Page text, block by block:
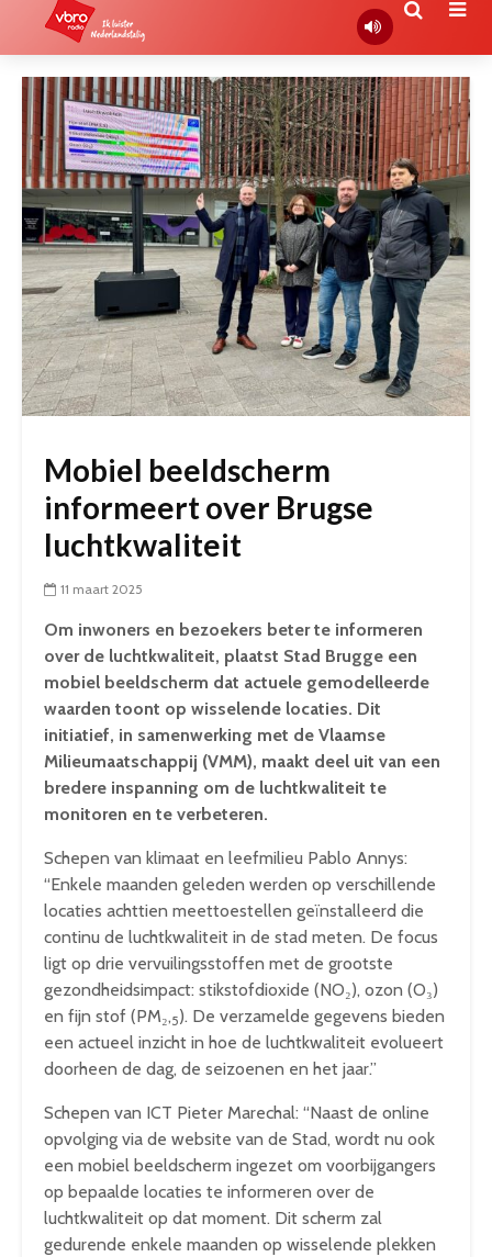
Mobiel beeldscherm
informeert over Brugse
luchtkwaliteit
11 maart 2025
Om inwoners en bezoekers beter te informeren
over de luchtkwaliteit, plaatst Stad Brugge een
mobiel beeldscherm dat actuele gemodelleerde
waarden toont op wisselende locaties. Dit
initiatief, in samenwerking met de Vlaamse
Milieumaatschappij (VMM), maakt deel uit van een
bredere inspanning om de luchtkwaliteit te
monitoren en te verbeteren.
Schepen van klimaat en leefmilieu Pablo Annys:
“Enkele maanden geleden werden op verschillende
locaties achttien meettoestellen geïnstalleerd die
continu de luchtkwaliteit in de stad meten. De focus
ligt op drie vervuilingsstoffen met de grootste
gezondheidsimpact: stikstofdioxide (NO₂), ozon (O₃)
en fijn stof (PM₂,5). De verzamelde gegevens bieden
een actueel inzicht in hoe de luchtkwaliteit evolueert
doorheen de dag, de seizoenen en het jaar.”
Schepen van ICT Pieter Marechal: “Naast de online
opvolging via de website van de Stad, wordt nu ook
een mobiel beeldscherm ingezet om voorbijgangers
op bepaalde locaties te informeren over de
luchtkwaliteit op dat moment. Dit scherm zal
gedurende enkele maanden op wisselende plekken